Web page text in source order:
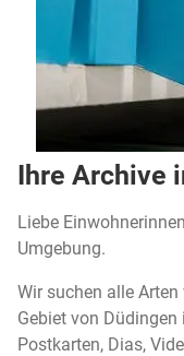
Ihre Archive
Liebe
Umgebung.
Wir suchen alle
Gebiet von
Postkarten, Dias,